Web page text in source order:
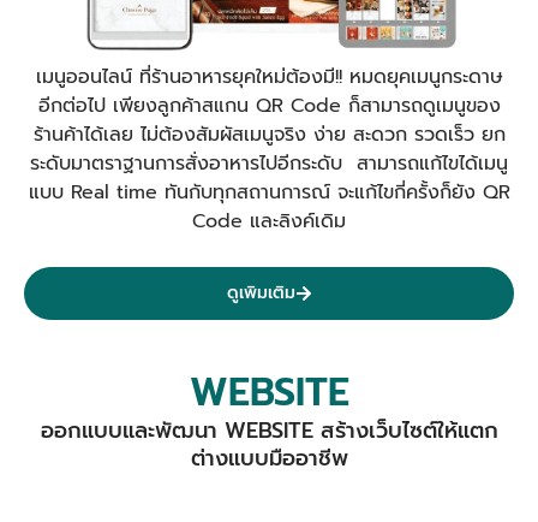
เมนูออนไลน์ ที่ร้านอาหารยุคใหม่ต้องมี!! หมดยุคเมนูกระดาษ
อีกต่อไป เพียงลูกค้าสแกน QR Code ก็สามารถดูเมนูของ
ร้านค้าได้เลย ไม่ต้องสัมผัสเมนูจริง ง่าย สะดวก รวดเร็ว ยก
ระดับมาตราฐานการสั่งอาหารไปอีกระดับ สามารถแก้ไขได้เมนู
แบบ Real time ทันกับทุกสถานการณ์ จะแก้ไขกี่ครั้งก็ยัง QR
Code และลิงค์เดิม
ดูเพิมเติม
WEBSITE
ออกแบบและพัฒนา WEBSITE สร้างเว็บไซต์ให้แตก
ต่างแบบมืออาชีพ